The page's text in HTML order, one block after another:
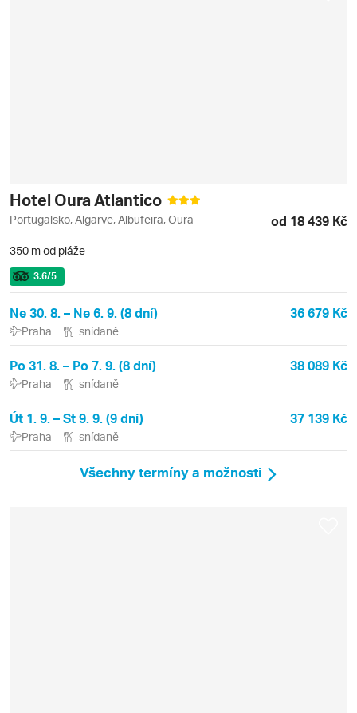
Hotel Oura Atlantico
Portugalsko, Algarve, Albufeira, Oura od 18 439 Kč
350 m od pláže
3.6/5
Ne 30. 8. – Ne 6. 9. (8 dní) 36 679 Kč
Praha snídaně
Po 31. 8. – Po 7. 9. (8 dní) 38 089 Kč
Praha snídaně
Út 1. 9. – St 9. 9. (9 dní) 37 139 Kč
Praha snídaně
Všechny termíny a možnosti